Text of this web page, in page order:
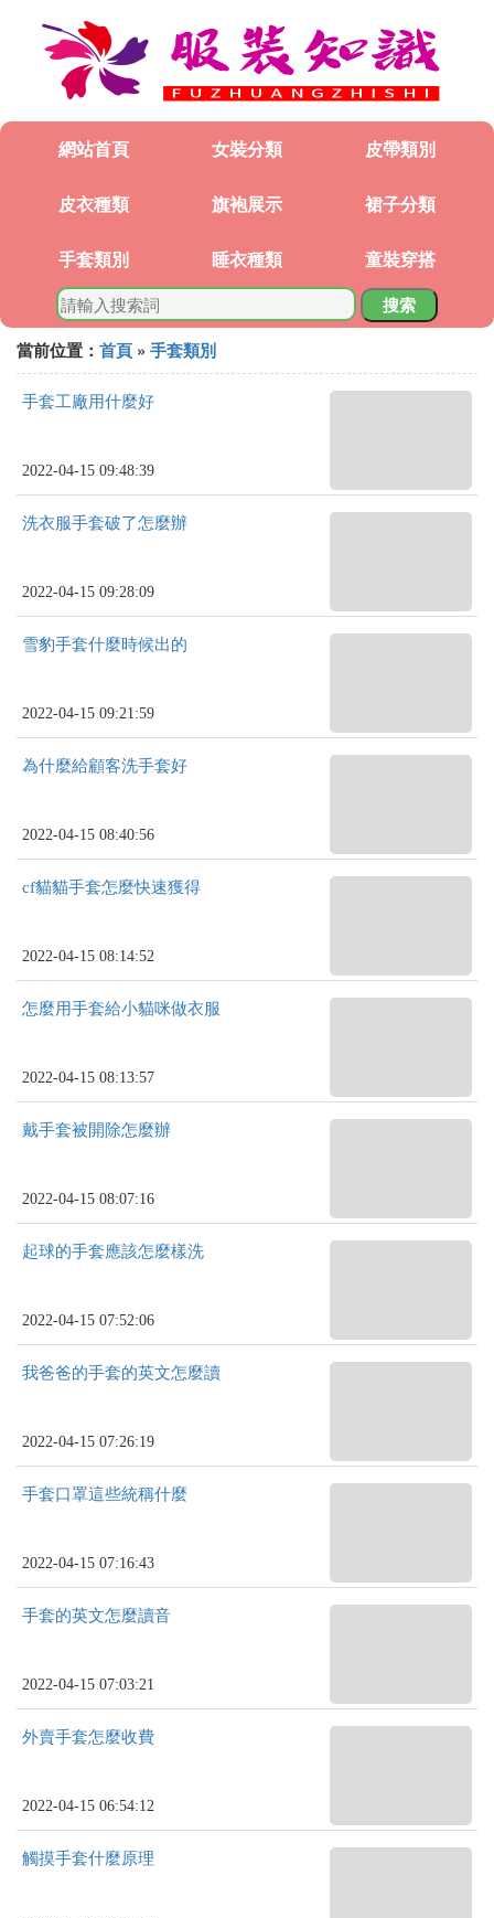
網站首頁 女裝分類 皮帶類別
皮衣種類 旗袍展示 裙子分類
手套類別 睡衣種類 童裝穿搭
搜索
當前位置： 首頁 » 手套類別
手套工廠用什麼好
2022-04-15 09:48:39
洗衣服手套破了怎麼辦
2022-04-15 09:28:09
雪豹手套什麼時候出的
2022-04-15 09:21:59
為什麼給顧客洗手套好
2022-04-15 08:40:56
cf貓貓手套怎麼快速獲得
2022-04-15 08:14:52
怎麼用手套給小貓咪做衣服
2022-04-15 08:13:57
戴手套被開除怎麼辦
2022-04-15 08:07:16
起球的手套應該怎麼樣洗
2022-04-15 07:52:06
我爸爸的手套的英文怎麼讀
2022-04-15 07:26:19
手套口罩這些統稱什麼
2022-04-15 07:16:43
手套的英文怎麼讀音
2022-04-15 07:03:21
外賣手套怎麼收費
2022-04-15 06:54:12
觸摸手套什麼原理